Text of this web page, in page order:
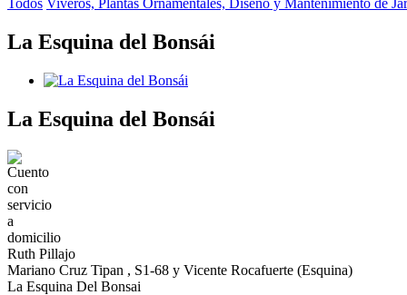
Todos Viveros, Plantas Ornamentales, Diseño y Mantenimiento de
La Esquina del Bonsái
La Esquina del Bonsái
Ruth Pillajo
Mariano Cruz Tipan , S1-68 y Vicente Rocafuerte (Esquina)
La Esquina Del Bonsai